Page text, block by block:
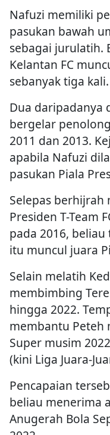
Nafuzi memiliki
pasukan bawah
sebagai jurulatih.
Kelantan FC
sebanyak tiga kali.
Dua daripadanya
bergelar
2011 dan 2013.
apabila Nafuzi
pasukan Piala
Selepas berhijrah
Presiden T-Team
pada 2016,
itu muncul juara
Selain melatih
membimbing
hingga 2022.
membantu Peteh
Super musim
(kini Liga Juara-
Pencapaian
beliau menerima
Anugerah Bola